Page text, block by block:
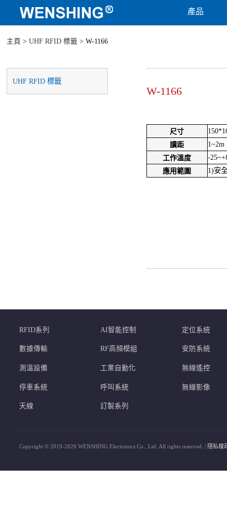
產品
主頁 > UHF RFID 標籤 > W-1166
UHF RFID 標籤
W-1166
尺寸
讀距 1~2m
工作溫度 -
應用範圍 1)安
RFID系列 AI智能控制 定位系統
數據傳輸 RF高頻模組 安防系統
測溫設備 工業自動化 無線遙控
停車系統 呼叫系統 無線影像
天線 訂製系列
Copyright © 2019-2026 WENSHING Electronics Co., Ltd. All rights reserved. | 隱私權